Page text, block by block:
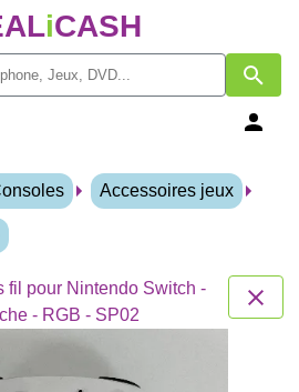
iCASH
Accessoires jeux
fil pour Nintendo Switch -
- RGB - SP02